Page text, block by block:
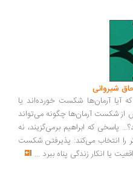
شکست خورده‌اند یا
آرمان‌ها چگونه می‌تواند
ابراهیم برمی‌گزیند، نه
می‌کند: پذیرفتن شکست
زندگی پناه ببرد...